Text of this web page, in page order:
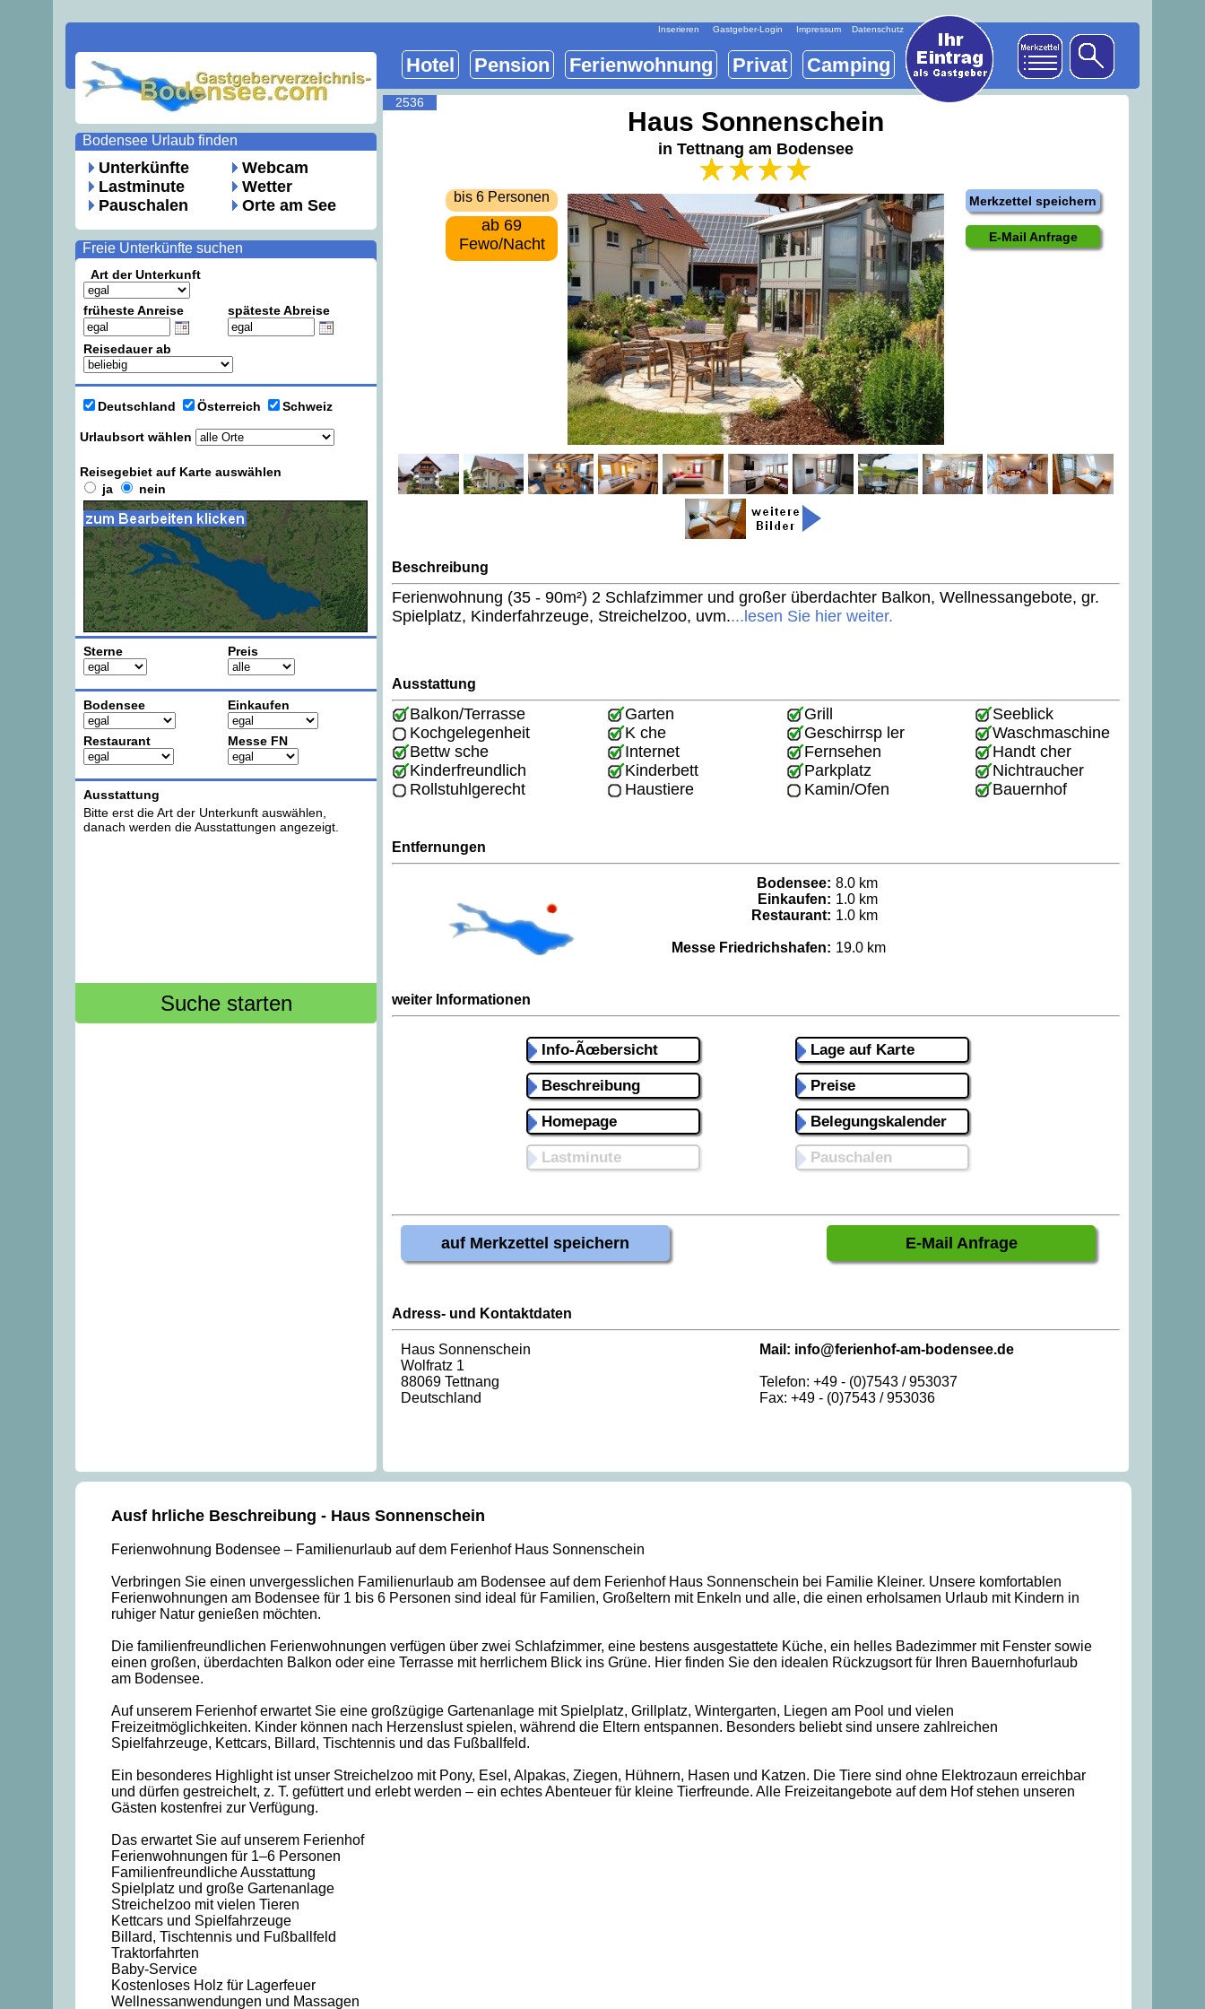
Unterkünfte
Lastminute
Pauschalen
Webcam
Wetter
Orte am See
Bodensee Urlaub finden
Art der Unterkunft
früheste Anreise späteste Abreise
Reisedauer ab
Urlaubsort wählen
Deutschland Österreich Schweiz
Reisegebiet auf Karte auswählen
ja
nein
Sterne Preis
Bodensee Einkaufen
Restaurant Messe FN
Ausstattung
Bitte erst die Art der Unterkunft auswählen,
danach werden die Ausstattungen angezeigt.
Freie Unterkünfte suchen
Hotel Pension Ferienwohnung Privat Camping
Haus Sonnenschein
in Tettnang am Bodensee
ab 69
Fewo/Nacht
bis 6 Personen
2536
Beschreibung
Ferienwohnung (35 - 90m²) 2 Schlafzimmer und großer überdachter Balkon, Wellnessangebote, gr.
Spielplatz, Kinderfahrzeuge, Streichelzoo, uvm....lesen Sie hier weiter.
Ausstattung
Balkon/Terrasse
Kochgelegenheit
Bettw sche
Kinderfreundlich
Rollstuhlgerecht
Garten
K che
Internet
Kinderbett
Haustiere
Grill
Geschirrsp ler
Fernsehen
Parkplatz
Kamin/Ofen
Seeblick
Waschmaschine
Handt cher
Nichtraucher
Bauernhof
Entfernungen
Bodensee:
Einkaufen:
Restaurant:
Messe Friedrichshafen:
8.0 km
1.0 km
1.0 km
19.0 km
weiter Informationen
Info-Ãœbersicht
Beschreibung
Homepage
Lastminute
Lage auf Karte
Preise
Belegungskalender
Pauschalen
auf Merkzettel speichern E-Mail Anfrage
Merkzettel speichern
E-Mail Anfrage
Adress- und Kontaktdaten
Haus Sonnenschein
Wolfratz 1
88069 Tettnang
Deutschland
Mail: info@ferienhof-am-bodensee.de
Telefon: +49 - (0)7543 / 953037
Fax: +49 - (0)7543 / 953036
Ausf hrliche Beschreibung - Haus Sonnenschein
Ferienwohnung Bodensee – Familienurlaub auf dem Ferienhof Haus Sonnenschein
Verbringen Sie einen unvergesslichen Familienurlaub am Bodensee auf dem Ferienhof Haus Sonnenschein bei Familie Kleiner. Unsere komfortablen
Ferienwohnungen am Bodensee für 1 bis 6 Personen sind ideal für Familien, Großeltern mit Enkeln und alle, die einen erholsamen Urlaub mit Kindern in
ruhiger Natur genießen möchten.
Die familienfreundlichen Ferienwohnungen verfügen über zwei Schlafzimmer, eine bestens ausgestattete Küche, ein helles Badezimmer mit Fenster sowie
einen großen, überdachten Balkon oder eine Terrasse mit herrlichem Blick ins Grüne. Hier finden Sie den idealen Rückzugsort für Ihren Bauernhofurlaub
am Bodensee.
Auf unserem Ferienhof erwartet Sie eine großzügige Gartenanlage mit Spielplatz, Grillplatz, Wintergarten, Liegen am Pool und vielen
Freizeitmöglichkeiten. Kinder können nach Herzenslust spielen, während die Eltern entspannen. Besonders beliebt sind unsere zahlreichen
Spielfahrzeuge, Kettcars, Billard, Tischtennis und das Fußballfeld.
Ein besonderes Highlight ist unser Streichelzoo mit Pony, Esel, Alpakas, Ziegen, Hühnern, Hasen und Katzen. Die Tiere sind ohne Elektrozaun erreichbar
und dürfen gestreichelt, z. T. gefüttert und erlebt werden – ein echtes Abenteuer für kleine Tierfreunde. Alle Freizeitangebote auf dem Hof stehen unseren
Gästen kostenfrei zur Verfügung.
Das erwartet Sie auf unserem Ferienhof
Ferienwohnungen für 1–6 Personen
Familienfreundliche Ausstattung
Spielplatz und große Gartenanlage
Streichelzoo mit vielen Tieren
Kettcars und Spielfahrzeuge
Billard, Tischtennis und Fußballfeld
Traktorfahrten
Baby-Service
Kostenloses Holz für Lagerfeuer
Wellnessanwendungen und Massagen
Inserieren Gastgeber-Login Impressum Datenschutz